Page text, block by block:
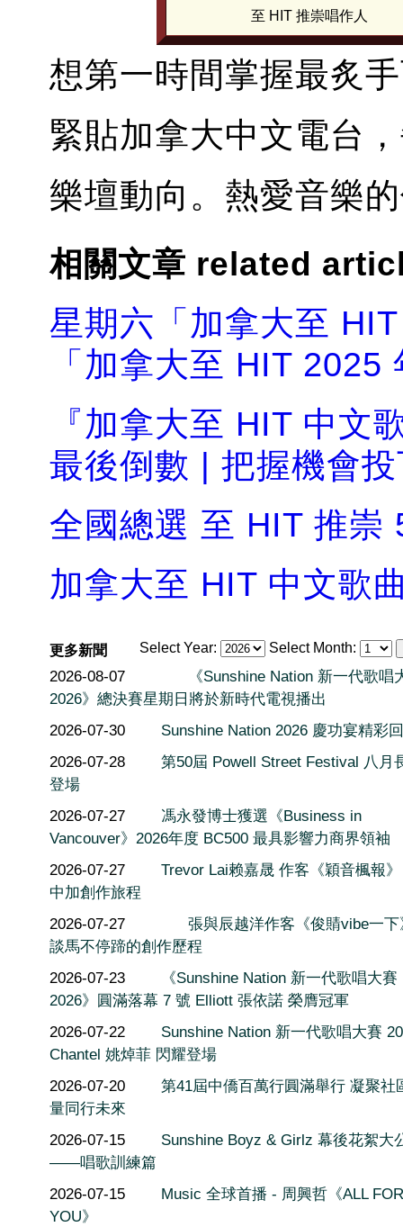
至 HIT 推崇唱作人
想第一時間掌握最炙
緊貼加拿大中文電台
樂壇動向。熱愛音樂
相關文章 related
星期六「加拿大至
「加拿大至 HIT
『加拿大至 HIT 中文
最後倒數 | 把握機會
全國總選 至 HIT 推崇
加拿大至 HIT 中文歌
Select Year: Select Month:
更多新聞
2026-08-07
《Sunshine Nation 新一代歌唱
2026》總決賽星期日將於新時代電視播出
2026-07-30
Sunshine Nation 2026 慶功宴精彩
2026-07-28
第50屆 Powell Street Festival 八月
登場
2026-07-27
馮永發博士獲選《Business in
Vancouver》2026年度 BC500 最具影響力商界領袖
2026-07-27
Trevor Lai赖嘉晟 作客《穎音楓報
中加創作旅程
2026-07-27
張與辰越洋作客《俊䝼vibe一下
談馬不停蹄的創作歷程
2026-07-23
《Sunshine Nation 新一代歌唱大賽
2026》圓滿落幕 7 號 Elliott 張依諾 榮膺冠軍
2026-07-22
Sunshine Nation 新一代歌唱大賽
Chantel 姚焯菲 閃耀登場
2026-07-20
第41屆中僑百萬行圓滿舉行 凝聚社
量同行未來
2026-07-15
Sunshine Boyz & Girlz 幕後花絮大
——唱歌訓練篇
2026-07-15
Music 全球首播 - 周興哲《ALL FOR
YOU》